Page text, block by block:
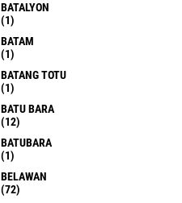
BATALYON
(1)
BATAM
(1)
BATANG TOTU
(1)
BATU BARA
(12)
BATUBARA
(1)
BELAWAN
(72)